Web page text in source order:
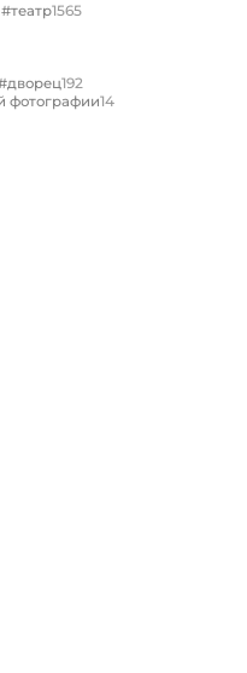
#театр1565
192
фотографии14